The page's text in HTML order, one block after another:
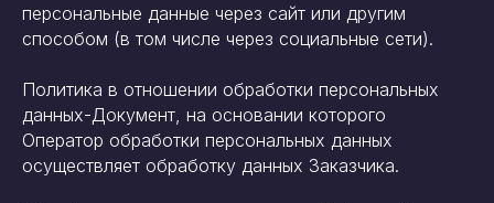
персональные данные через сайт или другим
способом (в том числе через социальные сети).
Политика в отношении обработки персональных
данных-Документ, на основании которого
Оператор обработки персональных данных
осуществляет обработку данных Заказчика.